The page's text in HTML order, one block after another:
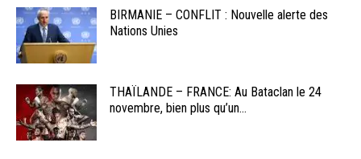
BIRMANIE – CONFLIT : Nouvelle alerte des
Nations Unies
THAÏLANDE – FRANCE: Au Bataclan le 24
novembre, bien plus qu’un...